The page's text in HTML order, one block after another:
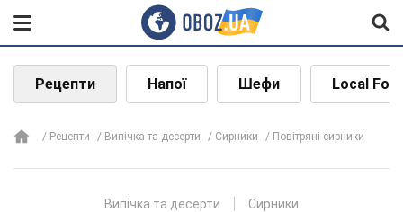
Рецепти Напої Шефи Local
Рецепти Випічка та десерти Сирники Повітряні сирники
Випічка та десерти Сирники